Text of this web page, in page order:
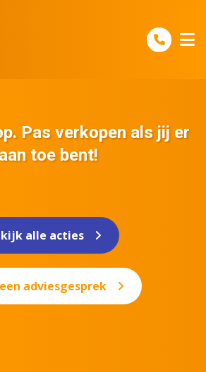
Pas verkopen als jij er
aan toe bent!
alle acties
adviesgesprek